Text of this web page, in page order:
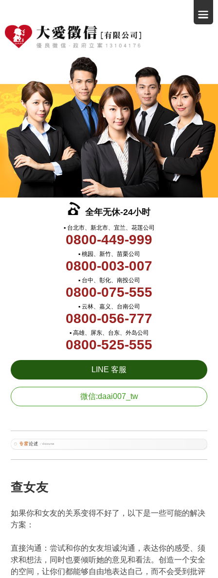
全年无休-24小时
▪ 台北市、新北市、宜兰、花莲公司
0800-449-999
▪ 桃园、新竹、苗栗公司
0800-003-007
▪ 台中、彰化、南投公司
0800-075-555
▪ 云林、嘉义、台南公司
0800-056-777
▪ 高雄、屏东、台东、外岛公司
0800-525-555
LINE 客服
微信:daai007_tw
查女友
如果你和女友的关系变得不好了，以下是一些可能的解决
方案：
直接沟通：尝试和你的女友坦诚沟通，表达你的感受、须
求和想法，同时也要倾听她的意见和看法。创造一个安全
的空间，让你们都能够自由地表达自己，而不会受到批评